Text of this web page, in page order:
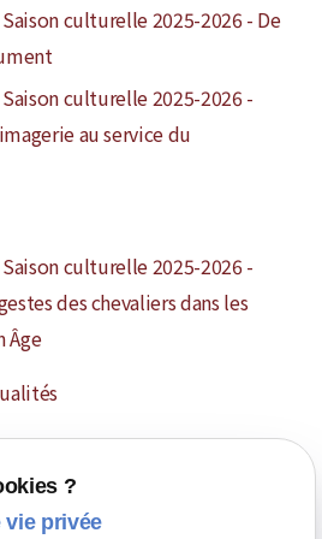
culturelle 2025-2026 - De
culturelle 2025-2026 -
au service du
culturelle 2025-2026 -
des chevaliers dans les
Âge
?
vie privée